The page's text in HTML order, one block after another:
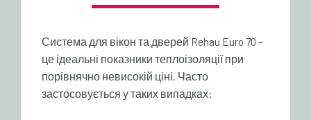
Система для вікон та дверей Rehau Euro 70 –
це ідеальні показники теплоізоляції при
порівнячно невисокій ціні. Часто
застосовується у таких випадках: